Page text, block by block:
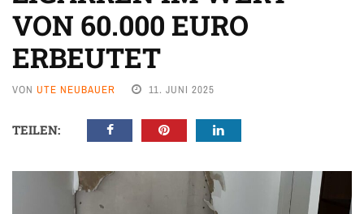
VON 60.000 EURO
ERBEUTET
VON UTE NEUBAUER 11. JUNI 2025
TEILEN: